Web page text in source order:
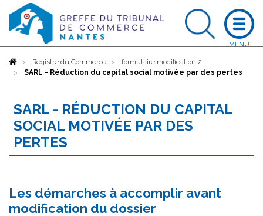
AccueilRegistre du Commerce
formulaire modification 2
SARL - Réduction du capital social motivée par des pertes
SARL - RÉDUCTION DU CAPITAL
SOCIAL MOTIVÉE PAR DES
PERTES
Les démarches à accomplir avant
modification du dossier